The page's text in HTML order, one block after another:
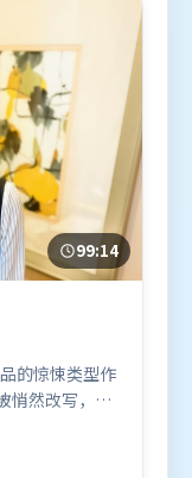
99:14
的惊悚类型作
悄然改写，人
各有弧光，
皮尔伯格执